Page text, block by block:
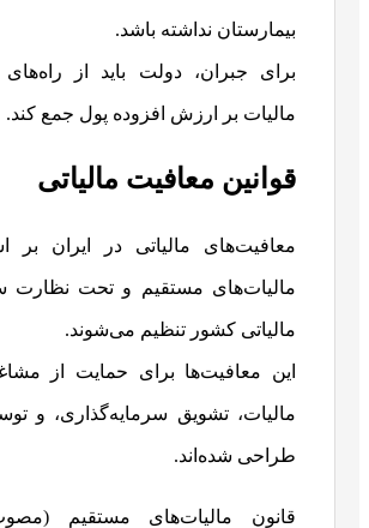
بیمارستان نداشته باشد.
برای جبران، دولت باید از
مالیات بر ارزش افزوده پول جمع کند.
قوانین معافیت مالیاتی
معافیت‌های مالیاتی در ایران بر
مالیات‌های مستقیم و تحت نظارت
مالیاتی کشور تنظیم می‌شوند.
این معافیت‌ها برای حمایت از
مالیات، تشویق سرمایه‌گذاری، و
طراحی شده‌اند.